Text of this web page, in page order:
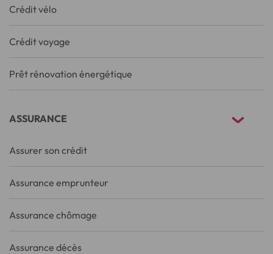
Crédit vélo
Crédit voyage
Prêt rénovation énergétique
ASSURANCE
Assurer son crédit
Assurance emprunteur
Assurance chômage
Assurance décès